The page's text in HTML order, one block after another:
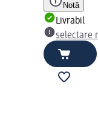
Notă
Livrabil
selectare